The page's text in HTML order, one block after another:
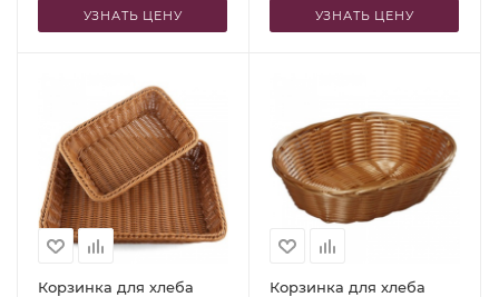
УЗНАТЬ ЦЕНУ УЗНАТЬ ЦЕНУ
Корзинка для хлеба
Корзинка для хлеба